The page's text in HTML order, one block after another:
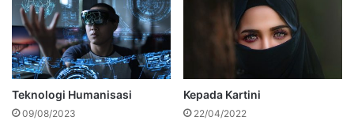
Teknologi Humanisasi
09/08/2023
Kepada Kartini
22/04/2022